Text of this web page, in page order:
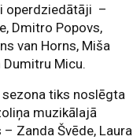
operdziedātāji –
Dmitro Popovs,
van Horns, Miša
Dumitru Micu.
tiks noslēgta
muzikālajā
Zanda Švēde, Laura